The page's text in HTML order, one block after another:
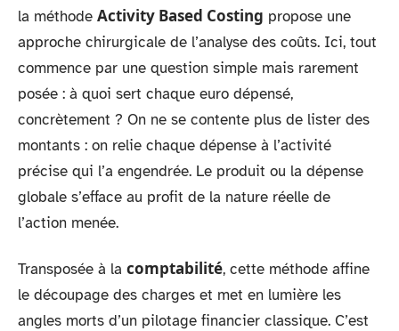
la méthode Activity Based Costing propose une
approche chirurgicale de l’analyse des coûts. Ici, tout
commence par une question simple mais rarement
posée : à quoi sert chaque euro dépensé,
concrètement ? On ne se contente plus de lister des
montants : on relie chaque dépense à l’activité
précise qui l’a engendrée. Le produit ou la dépense
globale s’efface au profit de la nature réelle de
l’action menée.
Transposée à la comptabilité, cette méthode affine
le découpage des charges et met en lumière les
angles morts d’un pilotage financier classique. C’est